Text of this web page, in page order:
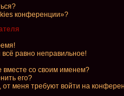
конференции»?
равно неправильное!
вместе со своим именем?
его?
от меня требуют войти на